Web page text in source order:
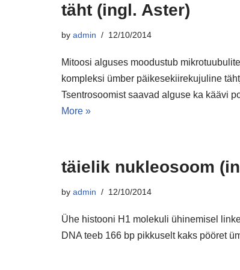
täht (ingl. Aster)
by admin 12/10/2014
Mitoosi alguses moodustub
kompleksi ümber päikesekiirekujuline
Tsentrosoomist saavad alguse ka käävi
More »
täielik nukleosoom
by admin 12/10/2014
Ühe histooni H1 molekuli ühinemisel
DNA teeb 166 bp pikkuselt kaks pööret